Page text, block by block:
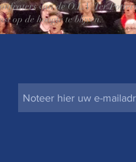
van de O.L.V. Ter
op de hoogte te blijven.